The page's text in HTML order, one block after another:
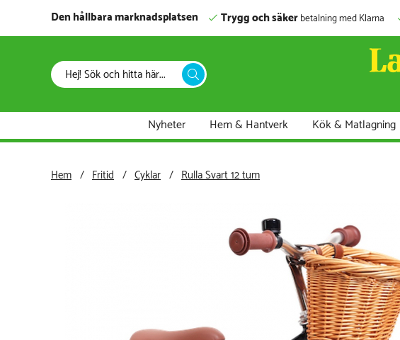
Den hållbara marknadsplatsen Trygg och säkerbetalning med Klarna
Nyheter Hem & Hantverk Kök & Matlagning
Hem Fritid Cyklar Rulla Svart 12 tum